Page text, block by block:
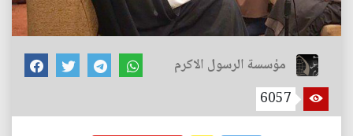
مؤسسة الرسول الاكرم
6057